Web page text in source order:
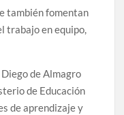
también fomentan
trabajo en equipo,
de Almagro
de Educación
de aprendizaje y